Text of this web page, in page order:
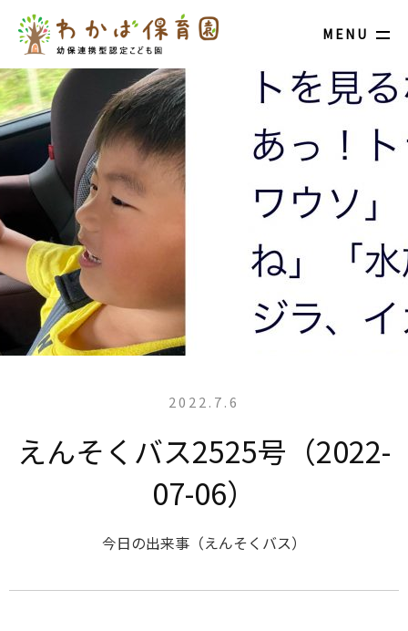
MENU
2022.7.6
えんそくバス2525号（2022-
07-06）
今日の出来事（えんそくバス）